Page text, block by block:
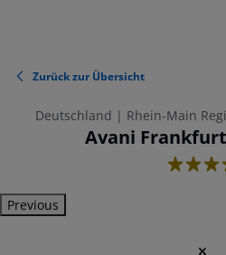
Zurück zur Übersicht
Deutschland | Rhein-Main
Avani
4
Previous